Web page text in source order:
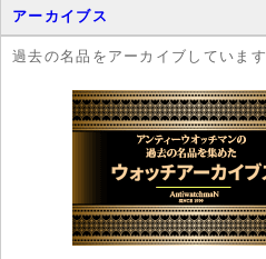
アーカイブス
過去の名品をアーカイブしています